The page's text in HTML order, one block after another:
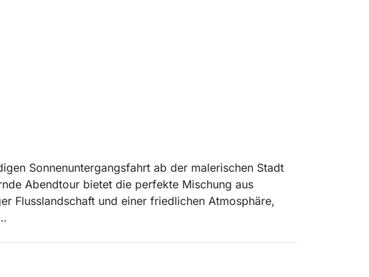
Sonnenuntergangsfahrt ab der malerischen Stadt
Abendtour bietet die perfekte Mischung aus
Flusslandschaft und einer friedlichen Atmosphäre,
Orange- und Rosatöne verwandelt, und